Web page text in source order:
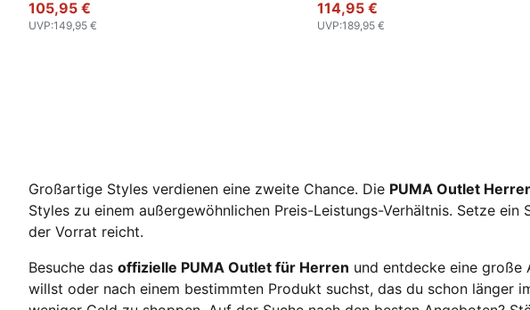
105,95 €
UVP:149,95 €
114,95 €
UVP:189,95 €
Großartige Styles verdienen eine zweite Chance. Die PUMA Outlet
Styles zu einem außergewöhnlichen Preis-Leistungs-Verhältnis. Setze
der Vorrat reicht.
Besuche das offizielle PUMA Outlet für Herren und entdecke eine große
willst oder nach einem bestimmten Produkt suchst, das du schon länger